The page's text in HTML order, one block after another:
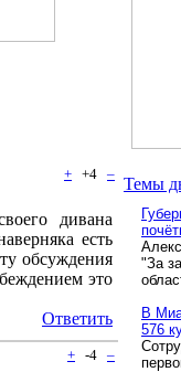
+ +4 –
дивана
есть
обсуждения
это
Ответить
+ -4 –
Темы
"За
В
576